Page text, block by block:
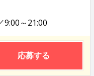
9:00～21:00
応募する